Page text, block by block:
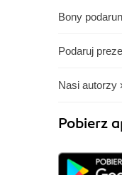
Bony
Podaruj
Nasi autorzy
Pobierz